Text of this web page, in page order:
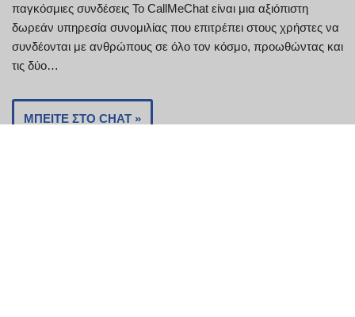
παγκόσμιες συνδέσεις Το CallMeChat είναι μια αξιόπιστη
δωρεάν υπηρεσία συνομιλίας που επιτρέπει στους χρήστες να
συνδέονται με ανθρώπους σε όλο τον κόσμο, προωθώντας και
τις δύο…
ΜΠΕΊΤΕ ΣΤΟ CHAT »